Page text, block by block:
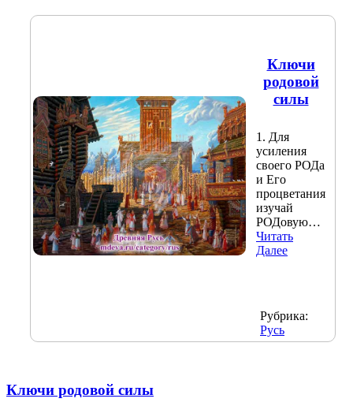
Ключи
родовой
силы
1. Для
усиления
своего РОДа
и Его
процветания
изучай
РОДовую…
Читать
Далее
Рубрика:
Русь
Ключи родовой силы